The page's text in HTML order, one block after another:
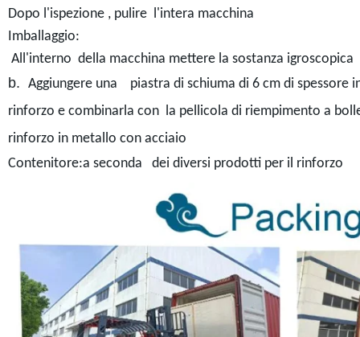
Dopo l'ispezione , pulire l'intera macchina
Imballaggio:
All'interno della macchina mettere la sostanza igroscopica
b. Aggiungere una piastra di schiuma di 6 cm di
rinforzo e combinarla con la pellicola di riempimento a
rinforzo in metallo con acciaio
Contenitore:a seconda dei diversi prodotti per il rinforzo